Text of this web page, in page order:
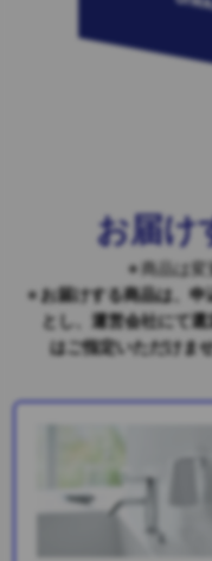
お届け
商品は変
お届けする商品は、
とし、運営会社にて
はご指定いただけま